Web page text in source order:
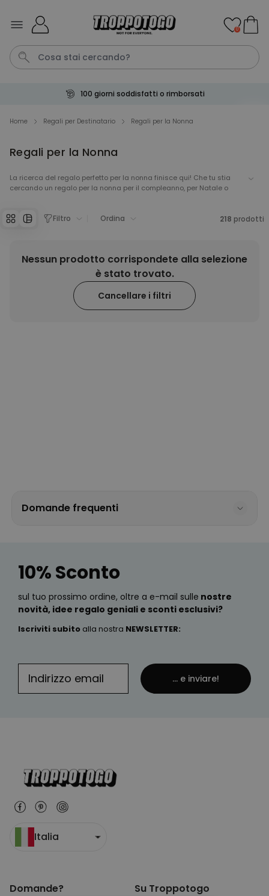
Personalizzabile
Personalizzato con Logo e
Faccia
Comprato
Comprato
29,99 €
Personalizzabile
Calzini Personalizzati con
0
100 giorni soddisfatti o rimborsati
Home Regali per Destinatario Regali per la Nonna
Regali per la Nonna
La ricerca del regalo perfetto per la nonna finisce qui! Che tu stia
cercando un regalo per la nonna per il compleanno, per Natale o
occhi. La nostra selezione ti aiuta a trovare esattamente il regalo
Filtro Ordina 218 prodotti
Nessun prodotto corrispondete alla selezione
è stato trovato.
Cancellare i filtri
Domande frequenti
10% Sconto
sul tuo prossimo ordine, oltre a e-mail sulle nostre
novità, idee regalo geniali e sconti esclusivi?
Iscriviti subito alla nostra NEWSLETTER:
... e inviare!
Italia
Domande? Su Troppotogo